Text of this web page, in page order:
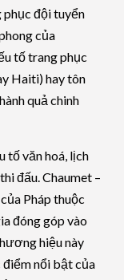
phục đội tuyển
của
tố trang phục
Haiti) hay tôn
quả chinh
tố văn hoá, lịch
đấu. Chaumet –
Pháp thuộc
đóng góp vào
hiệu này
điểm nổi bật của